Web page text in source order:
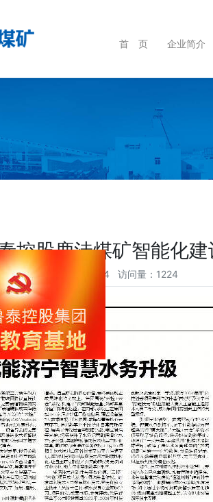
首 页 企业简介
控股鹿洼煤矿智能化建
时间：2025-11-04 访问量：1224